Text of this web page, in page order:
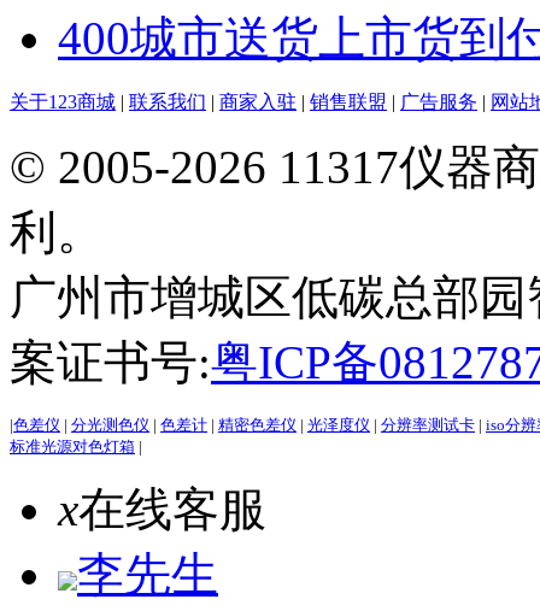
400城市送货上市货到
关于123商城 | 联系我们 | 商家入驻 | 销售联盟 | 广告服务 | 网站
© 2005-2026 11317仪器
利。
广州市增城区低碳总部
案证书号:粤ICP备
|色差仪 | 分光测色仪 | 色差计 | 精密色差仪 | 光泽度仪 | 分辨率测试卡 | iso分
标准光源对色灯箱 |
x在线客服
李先生